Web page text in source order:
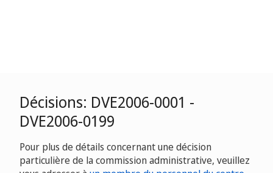
Décisions: DVE2006-0001 -
DVE2006-0199
Pour plus de détails concernant une décision
particulière de la commission administrative, veuillez